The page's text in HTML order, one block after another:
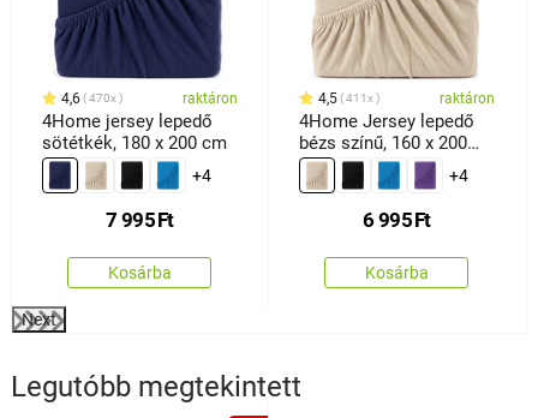
4,6 470x raktáron
4Home jersey lepedő
sötétkék, 180 x 200 cm
+4
7 995Ft
Kosárba
4,5 411x raktáron
4Home Jersey lepedő
bézs színű, 160 x 200
cm
+4
6 995Ft
Kosárba
Next
Legutóbb megtekintett